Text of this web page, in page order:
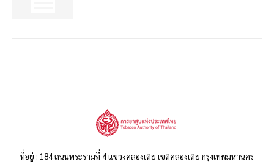
ที่อยู่ : 184 ถนนพระรามที่ 4 แขวงคลองเตย เขตคลองเตย กรุงเทพมหานคร